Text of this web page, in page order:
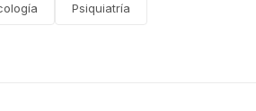
Psiquiatría